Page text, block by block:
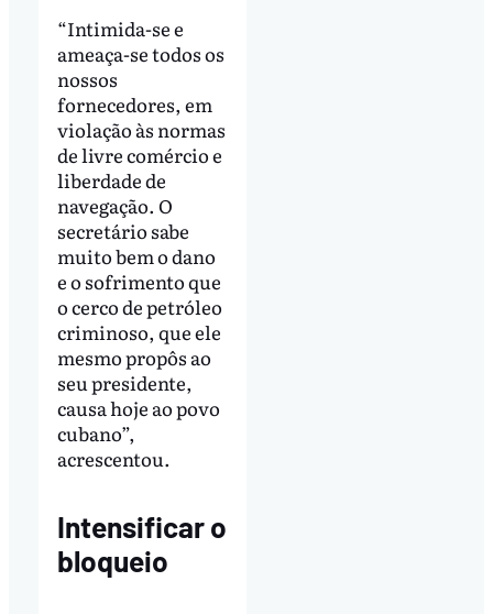
“Intimida-se e
ameaça-se todos os
nossos
fornecedores, em
violação às normas
de livre comércio e
liberdade de
navegação. O
secretário sabe
muito bem o dano
e o sofrimento que
o cerco de petróleo
criminoso, que ele
mesmo propôs ao
seu presidente,
causa hoje ao povo
cubano”,
acrescentou.
Intensificar o
bloqueio